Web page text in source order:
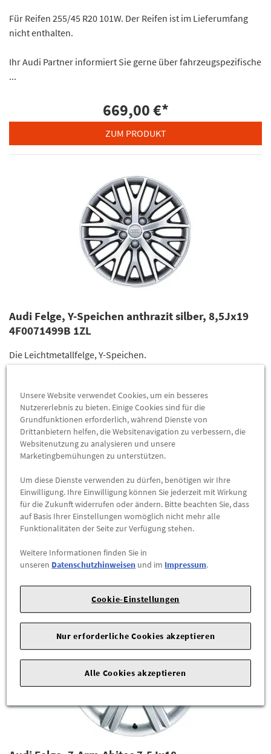
Für Reifen 255/45 R20 101W. Der Reifen ist im Lieferumfang
nicht enthalten.
Ihr Audi Partner informiert Sie gerne über fahrzeugspezifische
...
669,00 €*
ZUM PRODUKT
Audi Felge, Y-Speichen anthrazit silber, 8,5Jx19
4F0071499B 1ZL
Die Leichtmetallfelge, Y-Speichen.
Felgengröße: 8,5Jx19
Felgenlochkreis: 112/5
Einpresstiefe: 48 mm
Freigabe Schneeketten: nein
Lieferumfang nicht enthalten.
Ihr Audi Partner informiert Sie gerne über ...
460,00 €
ZUM PRODUKT
Unsere Website verwendet Cookies, um ein besseres
Nutzererlebnis zu bieten. Einige Cookies sind für die
Grundfunktionen erforderlich, während Dienste von
Drittanbietern helfen, die Websitenavigation zu verbessern, die
Websitenutzung zu analysieren und unsere
Marketingbemühungen zu unterstützen.
Um diese Dienste verwenden zu dürfen, benötigen wir Ihre
Einwilligung. Ihre Einwilligung können Sie jederzeit mit Wirkung
für die Zukunft widerrufen oder ändern. Bitte beachten Sie, dass
auf Basis Ihrer Einstellungen womöglich nicht mehr alle
Funktionalitäten der Seite zur Verfügung stehen.
Weitere Informationen finden Sie in
unseren Datenschutzhinweisen und im Impressum.
Cookie-Einstellungen
Nur erforderliche Cookies akzeptieren
Alle Cookies akzeptieren